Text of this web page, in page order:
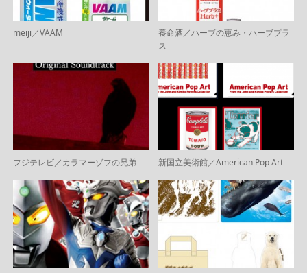
meiji／VAAM
養命酒／ハーブの恵み・ハーブプラ
ス
フジテレビ／カラマーゾフの兄弟 新国立美術館／American Pop Art